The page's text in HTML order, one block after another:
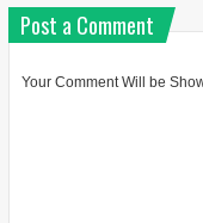
Post a Comment
Your Comment Will be